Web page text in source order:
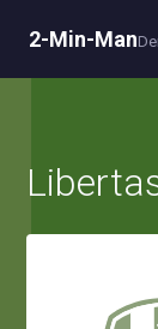
2-Min-Man